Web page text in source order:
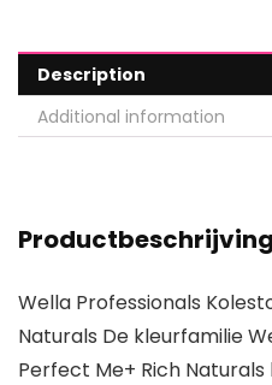
Description
Additional information
Productbeschrijving
Wella Professionals
Naturals De kleurfamilie
Perfect Me+ Rich